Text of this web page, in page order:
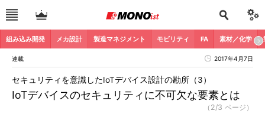
組み込み開発 メカ設計 製造マネジメント モビリティ FA 素材／化学
連載 2017年4月7日
IoTデバイスのセキュリティに不可欠な要素とは
セキュリティを意識したIoTデバイス設計の勘所（3）
（2/3 ページ）